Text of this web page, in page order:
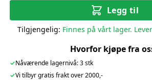
Legg til
Tilgjengelig: Finnes på vårt lager.
Hvorfor kjøpe fra
✓Nåværende lagernivå: 3 stk
✓Vi tilbyr gratis frakt over 2000,-